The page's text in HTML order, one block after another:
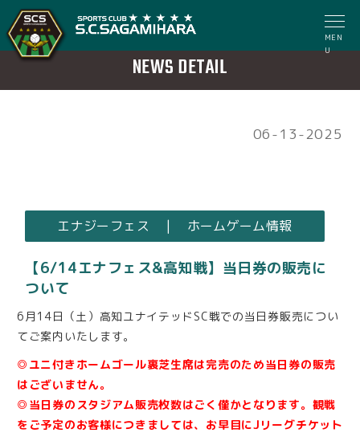
MEN
U
NEWS DETAIL
06-13-2025
エナジーフェス | ホームゲーム情報
【6/14エナフェス&高知戦】当日券の販売に
ついて
6月14日（土）高知ユナイテッドSC戦での当日券販売につい
てご案内いたします。
◎ユニ付きホームゴール裏芝生席は完売のため当日券の販売
はございません。
◎当日券のスタジアム販売枚数はごく僅かとなります。観戦
をご予定のお客様につきましては、お早目にJリーグチケット